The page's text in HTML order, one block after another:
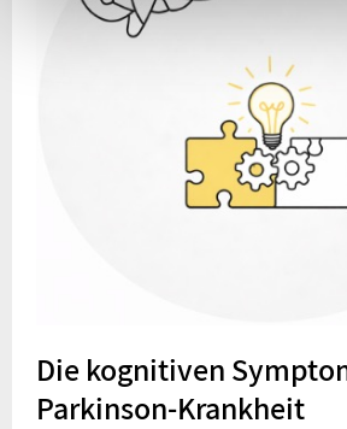
Die kognitiven
Parkinson-Krankheit